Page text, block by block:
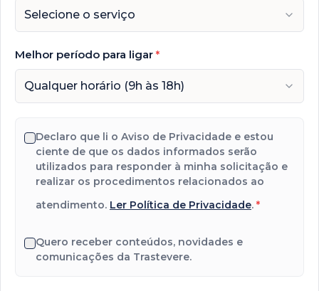
Selecione o serviço
Melhor período para ligar *
Qualquer horário (9h às 18h)
Declaro que li o Aviso de Privacidade e estou
ciente de que os dados informados serão
utilizados para responder à minha solicitação e
realizar os procedimentos relacionados ao
atendimento. Ler Política de Privacidade. *
Quero receber conteúdos, novidades e
comunicações da Trastevere.